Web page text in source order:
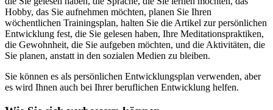
Hobby, das Sie aufnehmen möchten, planen Sie Ihren
wöchentlichen Trainingsplan, halten Sie die Artikel zur persönlichen
Entwicklung fest, die Sie gelesen haben, Ihre Meditationspraktiken,
die Gewohnheit, die Sie aufgeben möchten, und die Aktivitäten, die
Sie planen, anstatt in den sozialen Medien zu bleiben.
Sie können es als persönlichen Entwicklungsplan verwenden, aber
es wird Ihnen auch bei Ihrer beruflichen Entwicklung helfen.